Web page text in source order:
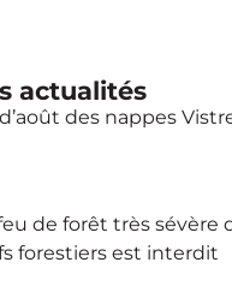
actualités
des nappes
de forêt très sévère
forestiers est interdit